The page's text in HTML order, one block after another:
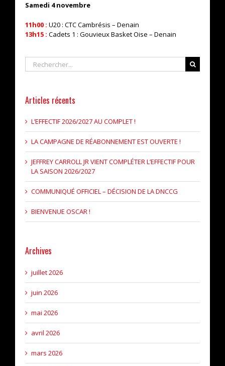
Samedi 4 novembre
11h00 : U20 : CTC Cambrésis – Denain
13h15 : Cadets 1 : Gouvieux Basket Oise – Denain
Rechercher
Articles récents
L’EFFECTIF 2026/2027 AU COMPLET !
LA CAMPAGNE DE RÉABONNEMENT EST OUVERTE !
JEFFREY CARROLL JR VIENT COMPLÉTER L’EFFECTIF POUR
LA SAISON 2026/2027
COMMUNIQUÉ OFFICIEL – DÉCISION DE LA DNCCG
BIENVENUE OSCAR !
Archives
juillet 2026
juin 2026
mai 2026
avril 2026
mars 2026